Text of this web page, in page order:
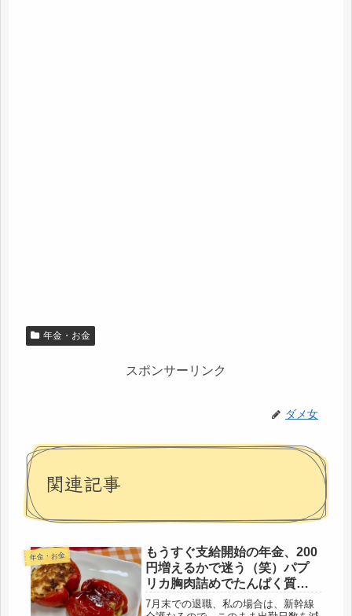
年金・お金
スポンサーリンク
ダメ女
関連記事
年金・お金
もうすぐ支給開始の年金、200
円増えるかで迷う（笑）パプ
リカ胸肉詰めでたんぱく質Ｏ
Ｋ
7月末での退職、私の場合は、新幹線